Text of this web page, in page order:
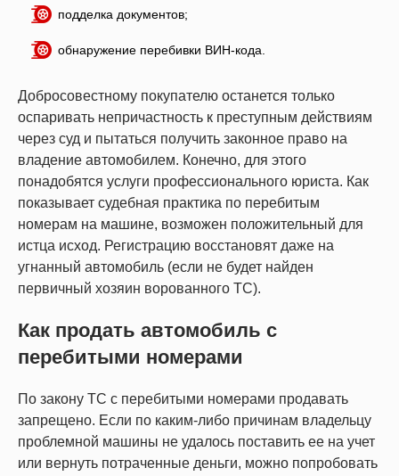
подделка документов;
обнаружение перебивки ВИН-кода.
Добросовестному покупателю останется только
оспаривать непричастность к преступным действиям
через суд и пытаться получить законное право на
владение автомобилем. Конечно, для этого
понадобятся услуги профессионального юриста. Как
показывает судебная практика по перебитым
номерам на машине, возможен положительный для
истца исход. Регистрацию восстановят даже на
угнанный автомобиль (если не будет найден
первичный хозяин ворованного ТС).
Как продать автомобиль с
перебитыми номерами
По закону ТС с перебитыми номерами продавать
запрещено. Если по каким-либо причинам владельцу
проблемной машины не удалось поставить ее на учет
или вернуть потраченные деньги, можно попробовать